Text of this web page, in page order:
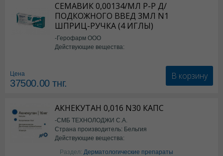
СЕМАВИК 0,00134/МЛ Р-Р Д/
ПОДКОЖНОГО ВВЕД 3МЛ N1
ШПРИЦ-РУЧКА (4 ИГЛЫ)
-Герофарм ООО
Действующие вещества:
Цена
37500.00тнг.
В корзину
АКНЕКУТАН 0,016 N30 КАПС
-СМБ ТЕХНОЛОДЖИ С.А.
Страна производитель: Бельгия
Действующие вещества:
Изотретиноин
Раздел: Дерматологические препараты